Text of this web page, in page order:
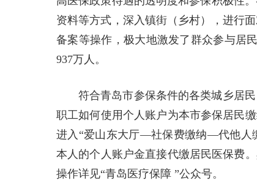
资料等方式，深入镇街（乡村），进行
备案等操作，极大地激发了群众参与居
937万人。
符合青岛市参保条件的各类城乡居
职工如何使用个人账户为本市参保居民
进入“爱山东大厅—社保费缴纳—代他
本人的个人账户金直接代缴居民医保费
操作详见“青岛医疗保障 ”公众号。